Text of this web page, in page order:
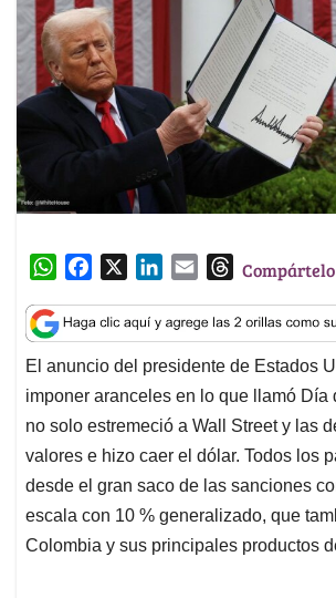
W
a
t
s
A
p
p
c
e
b
o
o
k
n
k
e
d
I
n
a
i
l
T
r
e
a
d
s
Compártelo
El anuncio del presidente de Estados
imponer aranceles en lo que llamó Día
no solo estremeció a Wall Street y las
valores e hizo caer el dólar. Todos los
desde el gran saco de las sanciones
escala con 10 % generalizado, que
Colombia y sus principales productos